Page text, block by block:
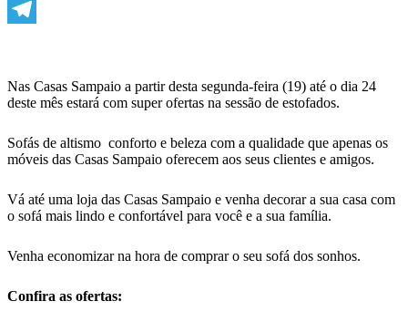
WhatsApp
Nas Casas Sampaio a partir desta segunda-feira (19) até o dia 24
deste mês estará com super ofertas na sessão de estofados.
Sofás de altismo conforto e beleza com a qualidade que apenas os
móveis das Casas Sampaio oferecem aos seus clientes e amigos.
Vá até uma loja das Casas Sampaio e venha decorar a sua casa com
o sofá mais lindo e confortável para você e a sua família.
Venha economizar na hora de comprar o seu sofá dos sonhos.
Confira as ofertas: